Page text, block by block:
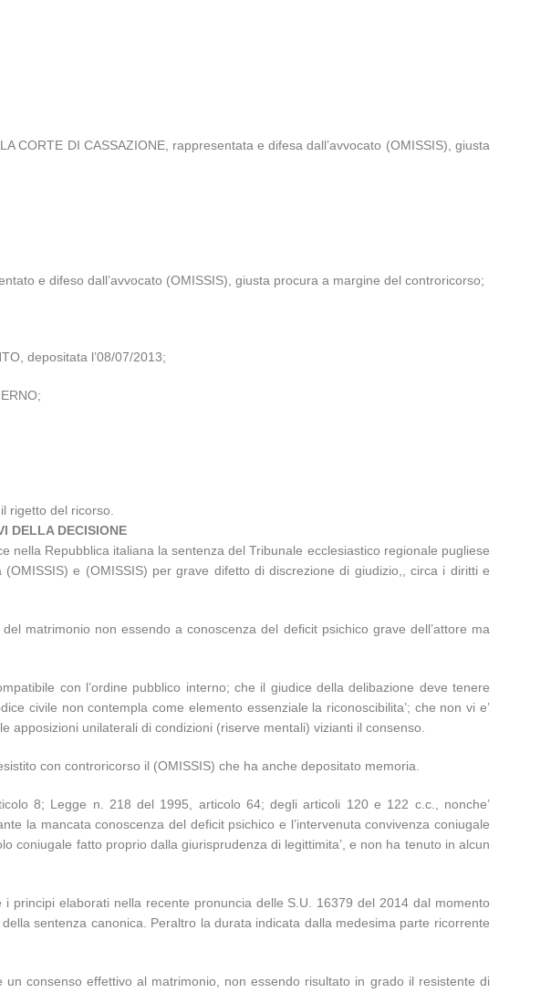
CORTE DI CASSAZIONE, rappresentata e difesa dall’avvocato (OMISSIS), giusta
e difeso dall’avvocato (OMISSIS), giusta procura a margine del controricorso;
depositata l’08/07/2013;
rigetto del ricorso.
DELLA DECISIONE
nella Repubblica italiana la sentenza del Tribunale ecclesiastico regionale pugliese
e (OMISSIS) per grave difetto di discrezione di giudizio,, circa i diritti e
matrimonio non essendo a conoscenza del deficit psichico grave dell’attore ma
con l’ordine pubblico interno; che il giudice della delibazione deve tenere
civile non contempla come elemento essenziale la riconoscibilita’; che non vi e’
unilaterali di condizioni (riserve mentali) vizianti il consenso.
con controricorso il (OMISSIS) che ha anche depositato memoria.
8; Legge n. 218 del 1995, articolo 64; degli articoli 120 e 122 c.c., nonche’
la mancata conoscenza del deficit psichico e l’intervenuta convivenza coniugale
coniugale fatto proprio dalla giurisprudenza di legittimita’, e non ha tenuto in alcun
principi elaborati nella recente pronuncia delle S.U. 16379 del 2014 dal momento
sentenza canonica. Peraltro la durata indicata dalla medesima parte ricorrente
un consenso effettivo al matrimonio, non essendo risultato in grado il resistente di